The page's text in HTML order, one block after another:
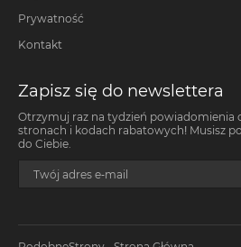
Prywatność
Kontakt
Zapisz się do newslettera
Otrzymuj raz na tydzień powiadomienia
stronach i kodach rabatowych! Musisz
do Ciebie.
Twój adres e-mail